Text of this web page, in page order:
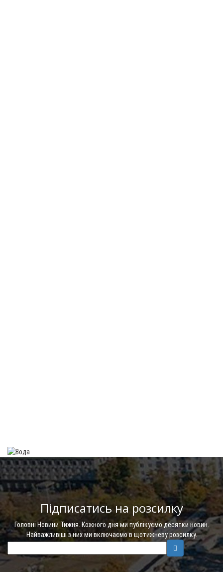
Підписатись на розсилку
Головні Новини Тижня. Кожного дня ми публікуємо десятки новин.
Найважливіші з них ми включаємо в щотижневу розсилку.